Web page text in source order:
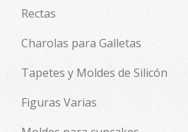
Rectas
Charolas para Galletas
Tapetes y Moldes de Silicón
Figuras Varias